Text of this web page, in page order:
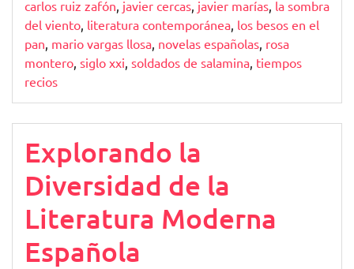
carlos ruiz zafón javier cercas javier marías la sombra
del viento literatura contemporánea los besos en el
pan mario vargas llosa novelas españolas rosa
montero siglo xxi soldados de salamina tiempos
recios
Explorando la
Diversidad de la
Literatura Moderna
Española